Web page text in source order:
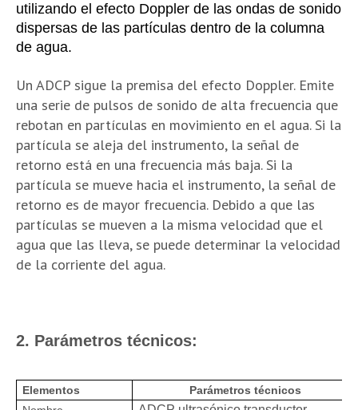
utilizando el efecto Doppler de las ondas de sonido
dispersas de las partículas dentro de la columna
de agua.
Un ADCP sigue la premisa del efecto Doppler. Emite
una serie de pulsos de sonido de alta frecuencia que
rebotan en partículas en movimiento en el agua. Si la
partícula se aleja del instrumento, la señal de
retorno está en una frecuencia más baja. Si la
partícula se mueve hacia el instrumento, la señal de
retorno es de mayor frecuencia. Debido a que las
partículas se mueven a la misma velocidad que el
agua que las lleva, se puede determinar la velocidad
de la corriente del agua.
2. Parámetros técnicos:
Elementos
Parámetros técnicos